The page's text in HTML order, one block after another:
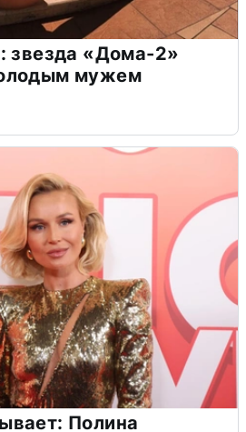
звезда «Дома-2»
мужем
Полина